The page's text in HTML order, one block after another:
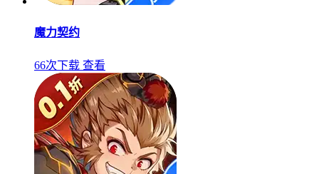
魔力契约
66次下载 查看